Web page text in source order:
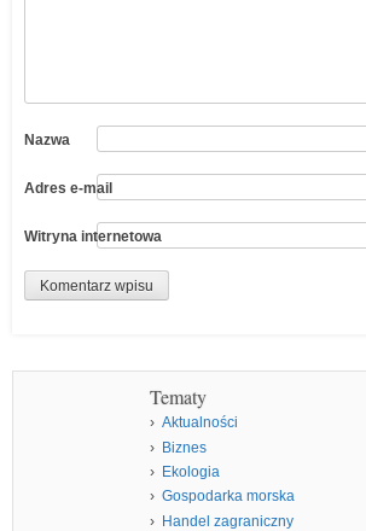
Nazwa
Adres e-mail
Witryna internetowa
Tematy
Aktualności
Biznes
Ekologia
Gospodarka morska
Handel zagraniczny